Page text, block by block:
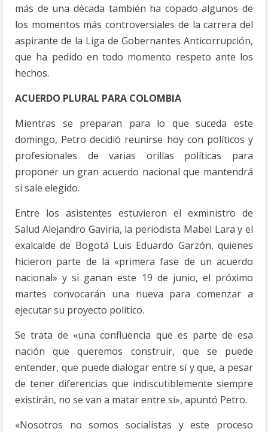
más de una década también ha copado algunos de
los momentos más controversiales de la carrera del
aspirante de la Liga de Gobernantes Anticorrupción,
que ha pedido en todo momento respeto ante los
hechos.
ACUERDO PLURAL PARA COLOMBIA
Mientras se preparan para lo que suceda este
domingo, Petro decidió reunirse hoy con políticos y
profesionales de varias orillas políticas para
proponer un gran acuerdo nacional que mantendrá
si sale elegido.
Entre los asistentes estuvieron el exministro de
Salud Alejandro Gaviria, la periodista Mabel Lara y el
exalcalde de Bogotá Luis Eduardo Garzón, quienes
hicieron parte de la «primera fase de un acuerdo
nacional» y si ganan este 19 de junio, el próximo
martes convocarán una nueva para comenzar a
ejecutar su proyecto político.
Se trata de «una confluencia que es parte de esa
nación que queremos construir, que se puede
entender, que puede dialogar entre sí y que, a pesar
de tener diferencias que indiscutiblemente siempre
existirán, no se van a matar entre sí», apuntó Petro.
«Nosotros no somos socialistas y este proceso